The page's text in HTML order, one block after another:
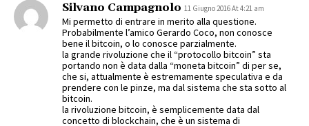
Silvano Campagnolo 11 Giugno 2016 At 4:21 am
Mi permetto di entrare in merito alla questione.
Probabilmente l’amico Gerardo Coco, non conosce
bene il bitcoin, o lo conosce parzialmente.
la grande rivoluzione che il “protocollo bitcoin” sta
portando non è data dalla “moneta bitcoin” di per se,
che si, attualmente è estremamente speculativa e da
prendere con le pinze, ma dal sistema che sta sotto al
bitcoin.
la rivoluzione bitcoin, è semplicemente data dal
concetto di blockchain, che è un sistema di